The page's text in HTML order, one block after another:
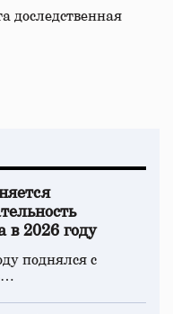
доследственная
в 2026 году
поднялся с